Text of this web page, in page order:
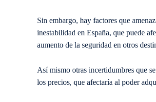
Sin embargo, hay factores que
inestabilidad en España, que puede
aumento de la seguridad en otros
Así mismo otras incertidumbres que
los precios, que afectaría al poder